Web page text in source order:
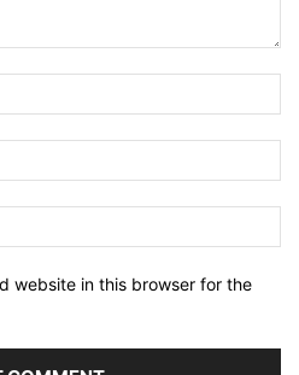
website in this browser for the